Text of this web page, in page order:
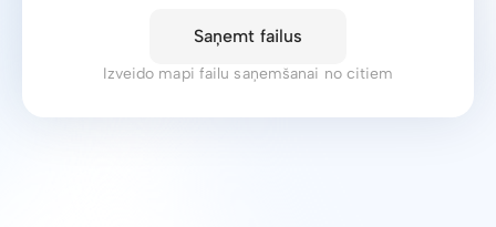
Saņemt failus
Izveido mapi failu saņemšanai no citiem